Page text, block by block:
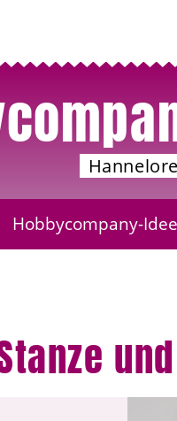
Hobbycompany-